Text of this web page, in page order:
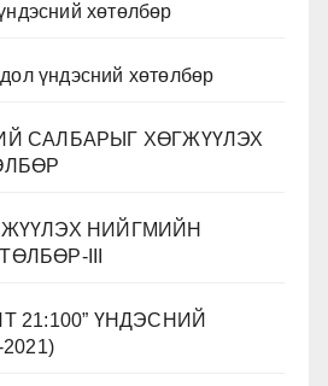
хөтөлбөр
үндэсний хөтөлбөр
САЛБАРЫГ ХӨГЖҮҮЛЭХ
НИЙГМИЙН
III
21:100” ҮНДЭСНИЙ